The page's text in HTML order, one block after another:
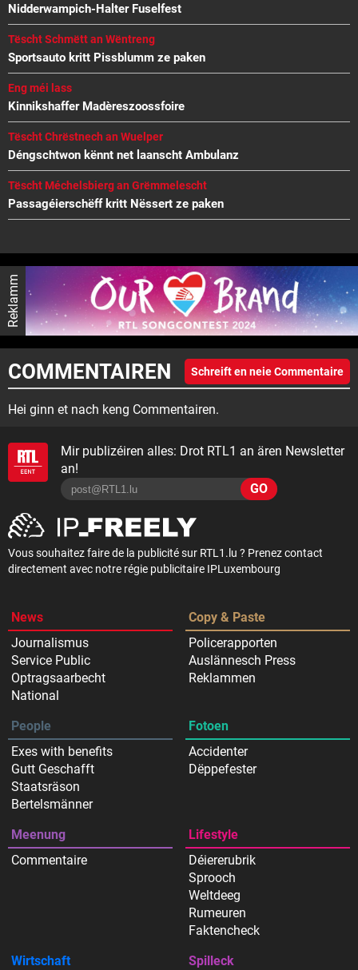
Nidderwampich-Halter Fuselfest
Tëscht Schmëtt an Wëntreng
Sportsauto kritt Pissblumm ze paken
Eng méi lass
Kinnikshaffer Madèreszoossfoire
Tëscht Chrëstnech an Wuelper
Déngschtwon kënnt net laanscht Ambulanz
Tëscht Méchelsbierg an Grëmmelescht
Passagéierschëff kritt Nëssert ze paken
Reklamm
COMMENTAIREN Schreift en neie Commentaire
Hei ginn et nach keng Commentairen.
Mir publizéiren alles: Drot RTL1 an ären Newsletter
an!
GO
Vous souhaitez faire de la publicité sur RTL1.lu ? Prenez contact
directement avec notre régie publicitaire IPLuxembourg
News
Journalismus
Service Public
Optragsaarbecht
National
Copy & Paste
Policerapporten
Auslännesch Press
Reklammen
People
Exes with benefits
Gutt Geschafft
Staatsräson
Bertelsmänner
Fotoen
Accidenter
Dëppefester
Meenung
Commentaire
Lifestyle
Déiererubrik
Sprooch
Weltdeeg
Rumeuren
Faktencheck
Wirtschaft
Spilleck